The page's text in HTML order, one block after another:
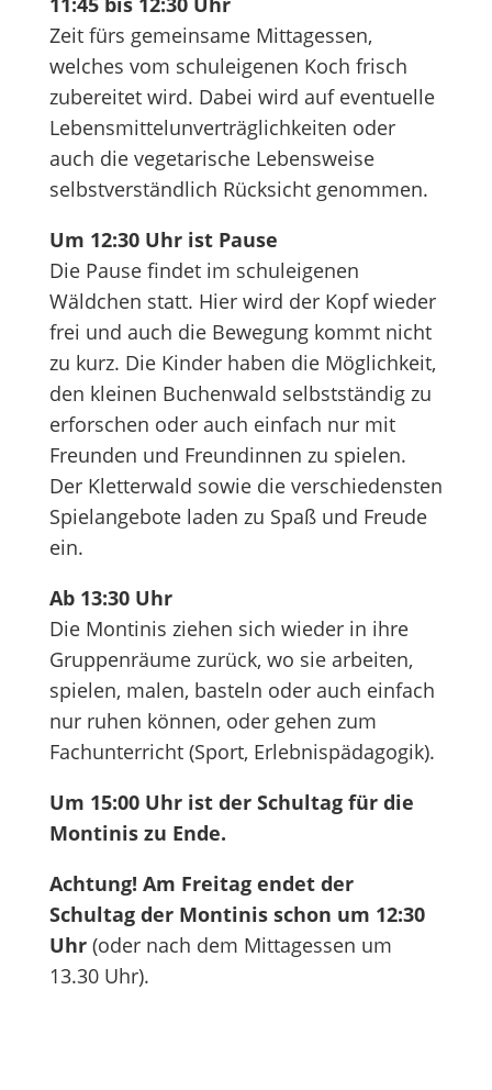
Zeit fürs gemeinsame Mittagessen,
welches vom schuleigenen Koch frisch
zubereitet wird. Dabei wird auf eventuelle
Lebensmittelunverträglichkeiten oder
auch die vegetarische Lebensweise
selbstverständlich Rücksicht genommen.
Um 12:30 Uhr ist Pause
Die Pause findet im schuleigenen
Wäldchen statt. Hier wird der Kopf wieder
frei und auch die Bewegung kommt nicht
zu kurz. Die Kinder haben die Möglichkeit,
den kleinen Buchenwald selbstständig zu
erforschen oder auch einfach nur mit
Freunden und Freundinnen zu spielen.
Der Kletterwald sowie die verschiedensten
Spielangebote laden zu Spaß und Freude
ein.
Ab 13:30 Uhr
Die Montinis ziehen sich wieder in ihre
Gruppenräume zurück, wo sie arbeiten,
spielen, malen, basteln oder auch einfach
nur ruhen können, oder gehen zum
Fachunterricht (Sport, Erlebnispädagogik).
Um 15:00 Uhr ist der Schultag für die
Montinis zu Ende.
Achtung! Am Freitag endet der
Schultag der Montinis schon um 12:30
Uhr (oder nach dem Mittagessen um
13.30 Uhr).